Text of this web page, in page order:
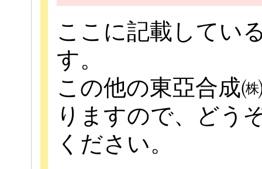
ここに記載してい
す。
この他の東亞合成
りますので、どう
ください。